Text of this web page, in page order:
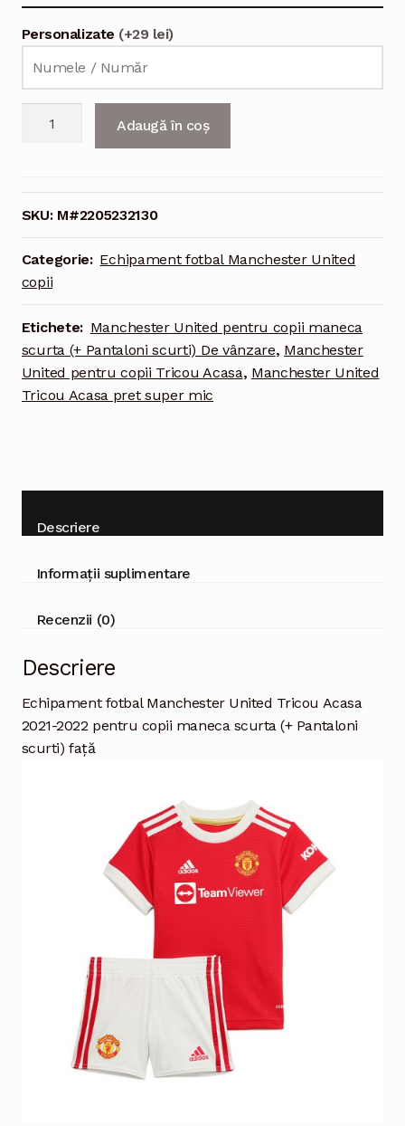
Personalizate (+29 lei)
2021-
2022
maneca
scurta
(+
Adaugă în coș
SKU: M#2205232130
Categorie: Echipament fotbal Manchester United
copii
Etichete: Manchester United pentru copii maneca
scurta (+ Pantaloni scurti) De vânzare, Manchester
United pentru copii Tricou Acasa, Manchester United
Tricou Acasa pret super mic
Descriere
Informații suplimentare
Recenzii (0)
Descriere
Echipament fotbal Manchester United Tricou Acasa
2021-2022 pentru copii maneca scurta (+ Pantaloni
scurti) față